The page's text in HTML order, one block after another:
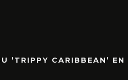
‘TRIPPY CARIBBEAN’